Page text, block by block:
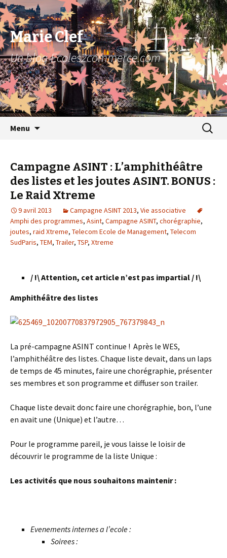
Marie Clef
Un blog Ecoles2commerce.com
Menu
pour :
Campagne ASINT : L’amphithéâtre
des listes et les joutes ASINT. BONUS :
Le Raid Xtreme
9 avril 2013 Campagne ASINT 2013, Vie associative
Amphi des programmes, Asint, Campagne ASINT, chorégraphie,
joutes, raid Xtreme, Telecom Ecole de Management, Telecom
SudParis, TEM, Trailer, TSP, Xtreme
/ !\ Attention, cet article n’est pas impartial / !\
Amphithéâtre des listes
La pré-campagne ASINT continue ! Après le WES,
l’amphithéâtre des listes. Chaque liste devait, dans un laps
de temps de 45 minutes, faire une chorégraphie, présenter
ses membres et son programme et diffuser son trailer.
Chaque liste devait donc faire une chorégraphie, bon, l’une
en avait une (Unique) et l’autre…
Pour le programme pareil, je vous laisse le loisir de
découvrir le programme de la liste Unique :
Les activités que nous souhaitons maintenir :
Evenements internes a l’ecole :
Soirees :